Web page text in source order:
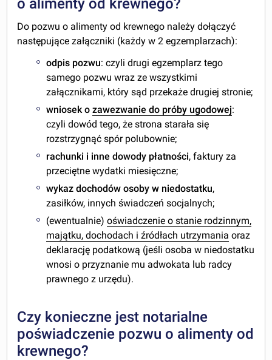
o alimenty od krewnego?
Do pozwu o alimenty od krewnego należy dołączyć
następujące załączniki (każdy w 2 egzemplarzach):
odpis pozwu: czyli drugi egzemplarz tego
samego pozwu wraz ze wszystkimi
załącznikami, który sąd przekaże drugiej stronie;
wniosek ozawezwanie do próby ugodowej:
czyli dowód tego, że strona starała się
rozstrzygnąć spór polubownie;
rachunki i inne dowody płatności, faktury za
przeciętne wydatki miesięczne;
wykaz dochodów osoby w niedostatku,
zasiłków, innych świadczeń socjalnych;
(ewentualnie)oświadczenie o stanie rodzinnym,
majątku, dochodach i źródłach utrzymania oraz
deklarację podatkową (jeśli osoba w niedostatku
wnosi o przyznanie mu adwokata lub radcy
prawnego z urzędu).
Czy konieczne jest notarialne
poświadczenie pozwu o alimenty od
krewnego?